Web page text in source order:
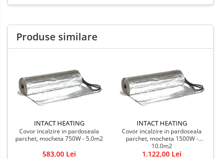
Produse similare
INTACT HEATING
Covor incalzire in pardoseala
parchet, mocheta 750W - 5.0m2
583,00 Lei
INTACT HEATING
Covor incalzire in pardoseala
parchet, mocheta 1500W -
10.0m2
1.122,00 Lei